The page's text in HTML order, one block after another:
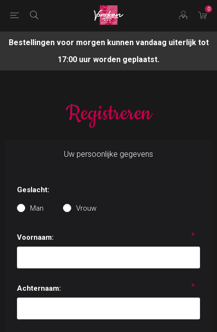
0
Bestellingen voor morgen kunnen vandaag uiterlijk tot
17:00 uur worden geplaatst.
Registreren
Uw persoonlijke gegevens
Geslacht:
Man Vrouw
Voornaam: *
Achternaam: *